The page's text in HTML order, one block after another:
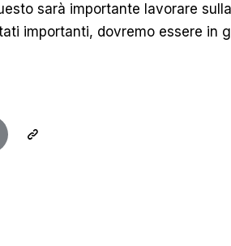
sarà importante lavorare
importanti, dovremo essere in